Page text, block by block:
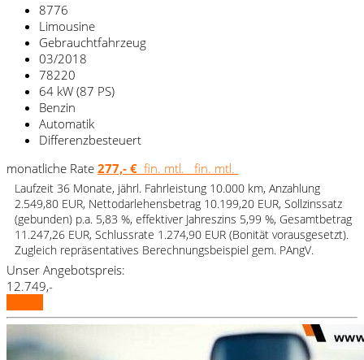
8776
Limousine
Gebrauchtfahrzeug
03/2018
78220
64 kW (87 PS)
Benzin
Automatik
Differenzbesteuert
monatliche Rate 277,- € fin. mtl. fin. mtl.
Laufzeit 36 Monate, jährl. Fahrleistung 10.000 km, Anzahlung
2.549,80 EUR, Nettodarlehensbetrag 10.199,20 EUR, Sollzinssatz
(gebunden) p.a. 5,83 %, effektiver Jahreszins 5,99 %, Gesamtbetrag
11.247,26 EUR, Schlussrate 1.274,90 EUR (Bonität vorausgesetzt).
Zugleich repräsentatives Berechnungsbeispiel gem. PAngV.
Unser Angebotspreis:
12.749,-